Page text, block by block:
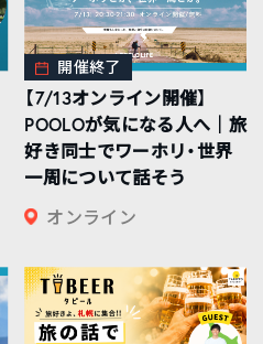
開催終了
【7/13オンライン開催】
POOLOが気になる人へ｜旅
好き同士でワーホリ・世界
一周について話そう
オンライン